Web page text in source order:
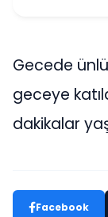
Gecede
geceye
dakikalar
Facebook